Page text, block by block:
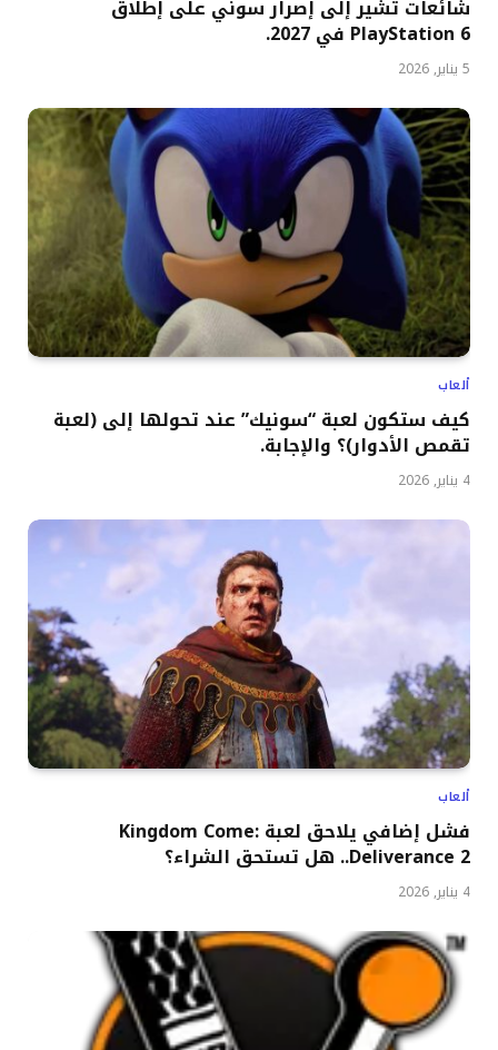
شائعات تشير إلى إصرار سوني على إطلاق
PlayStation 6 في 2027.
5 يناير, 2026
ألعاب
كيف ستكون لعبة “سونيك” عند تحولها إلى (لعبة
تقمص الأدوار)؟ والإجابة.
4 يناير, 2026
ألعاب
فشل إضافي يلاحق لعبة Kingdom Come:
Deliverance 2.. هل تستحق الشراء؟
4 يناير, 2026